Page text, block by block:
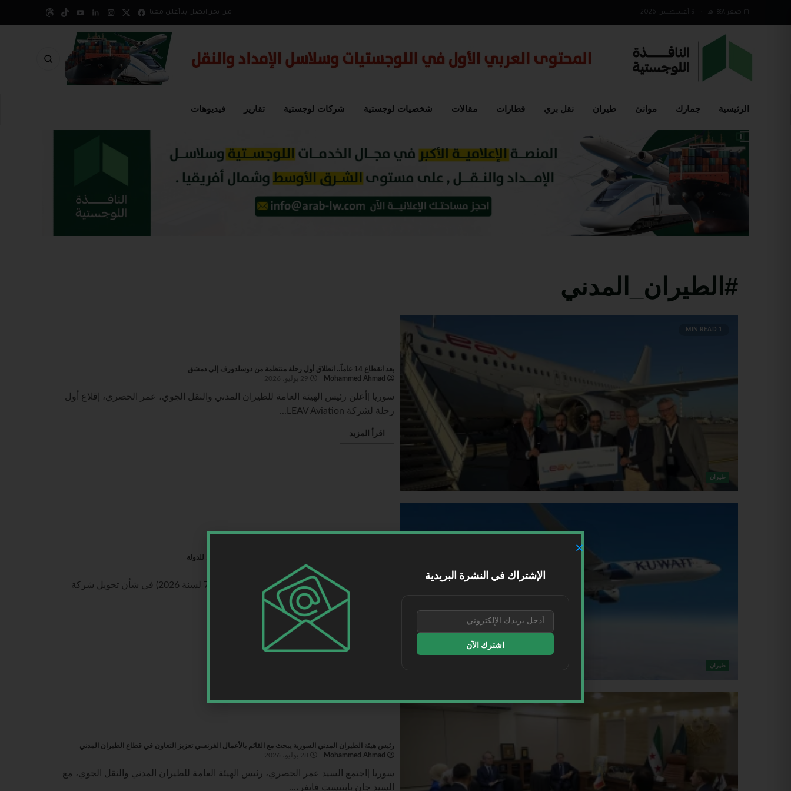
9 أغسطس 2026 من نحناتصل بناأعلن معنا
الرئيسية جمارك موانئ طيران نقل بري قطارات مقالات شخصيات لوجستية شركات لوجستية تقارير فيديوهات
#الطيران_المدني
1 MIN READ
طيران
بعد انقطاع 14 عاماً.. انطلاق أول رحلة منتظمة من دوسلدورف إلى دمشق
Mohammed Ahmad
سوريا |أعلن رئيس الهيئة العامة للطيران المدني والنقل الجوي، عمر الحصري، إقلاع أول
رحلة لشركة LEAV Aviation...
اقرأ المزيد
طيران
تحويل الخطوط الجوية الكويتية إلى شركة مساهمة مملوكة بالكامل للدولة
28 يوليو، 2026
الكويت | صدر اليوم الثلاثاء مرسوم بقانون (رقم 77 لسنة 2026) في شأن تحويل شركة
الخطوط الجوية...
رئيس هيئة الطيران المدني السورية يبحث مع القائم بالأعمال الفرنسي تعزيز التعاون في قطاع الطيران المدني
Mohammed Ahmad
سوريا |اجتمع السيد عمر الحصري، رئيس الهيئة العامة للطيران المدني والنقل الجوي، مع
السيد جان بابتيست فايفر،...
الإشتراك في النشرة البريدية
اشترك الآن